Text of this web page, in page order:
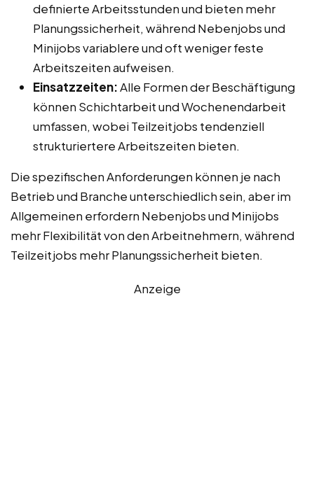
definierte Arbeitsstunden und bieten mehr
Planungssicherheit, während Nebenjobs und
Minijobs variablere und oft weniger feste
Arbeitszeiten aufweisen.
Einsatzzeiten:Alle Formen der Beschäftigung
können Schichtarbeit und Wochenendarbeit
umfassen, wobei Teilzeitjobs tendenziell
strukturiertere Arbeitszeiten bieten.
Die spezifischen Anforderungen können je nach
Betrieb und Branche unterschiedlich sein, aber im
Allgemeinen erfordern Nebenjobs und Minijobs
mehr Flexibilität von den Arbeitnehmern, während
Teilzeitjobs mehr Planungssicherheit bieten.
Anzeige